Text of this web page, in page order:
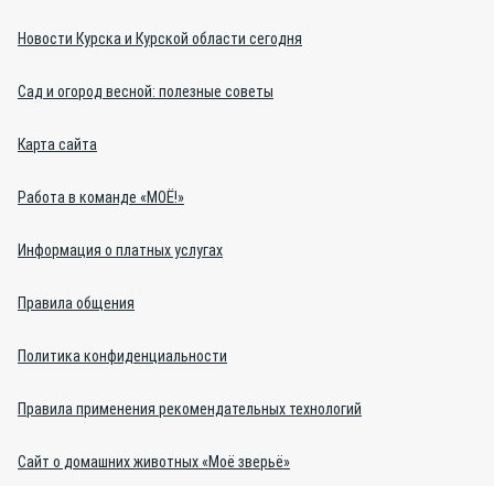
Новости Курска и Курской области сегодня
Сад и огород весной: полезные советы
Карта сайта
Работа в команде «МОЁ!»
Информация о платных услугах
Правила общения
Политика конфиденциальности
Правила применения рекомендательных технологий
Сайт о домашних животных «Моё зверьё»